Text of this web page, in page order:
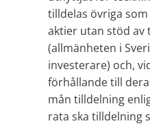
tilldelas övriga
aktier utan stöd av
(allmänheten i
investerare) och,
förhållande till
mån tilldelning
rata ska tilldelning